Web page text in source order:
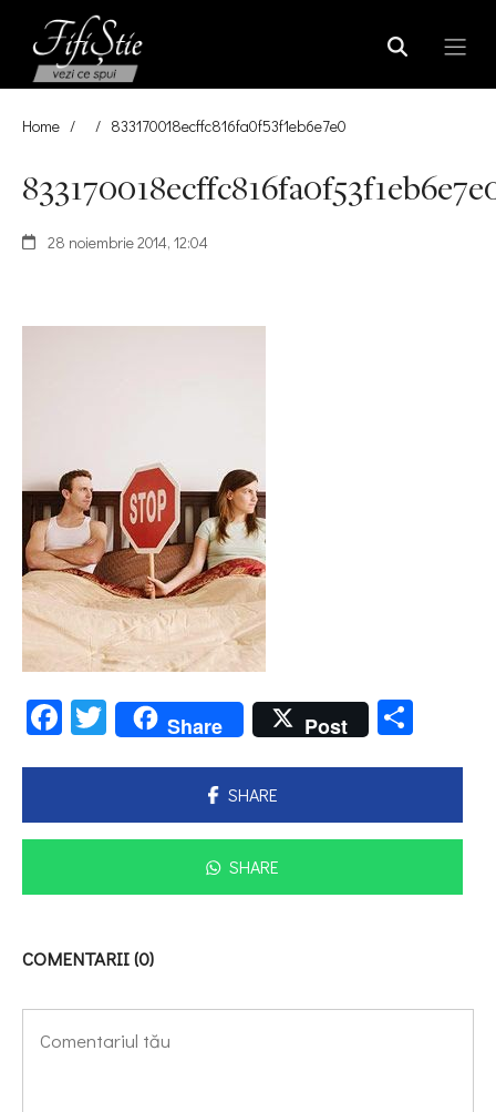
Home / / 833170018ecffc816fa0f53f1eb6e7e0
28 noiembrie 2014, 12:04
Facebook
Twitter
Share Post
SHARE
SHARE
COMENTARII (0)